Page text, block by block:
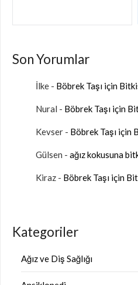
Son Yorumlar
İlke - Böbrek Taşı için
Nural - Böbrek Taşı için
Kevser - Böbrek Taşı için
Gülsen - ağız kokusuna
Kiraz - Böbrek Taşı için
Kategoriler
Ağız ve Diş Sağlığı